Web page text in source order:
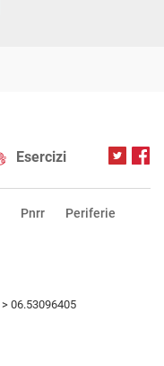
Esercizi
Pnrr Periferie
> 06.53096405